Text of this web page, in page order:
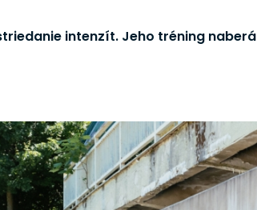
intenzít. Jeho tréning